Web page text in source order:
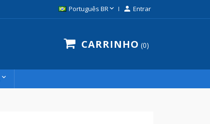
Português BR  Entrar
CARRINHO 0